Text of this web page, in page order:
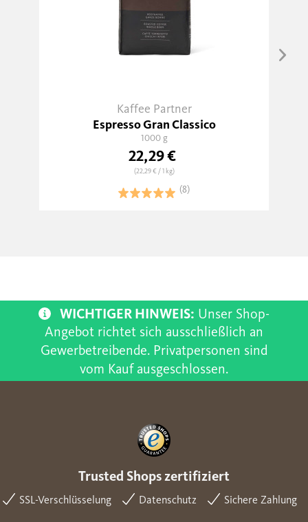
Kaffee Partner
Espresso Gran Classico
1000 g
22,29 €
(22,29 €/ 1 kg)
(8)
WICHTIGER HINWEIS: Unser Shop-
Angebot richtet sich ausschließlich an
Gewerbetreibende. Privatpersonen sind
vom Kauf ausgeschlossen.
Trusted Shops zertifiziert
SSL-Verschlüsselung Datenschutz Sichere Zahlung